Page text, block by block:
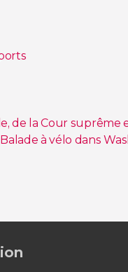
de la Cour
Balade à vélo dans